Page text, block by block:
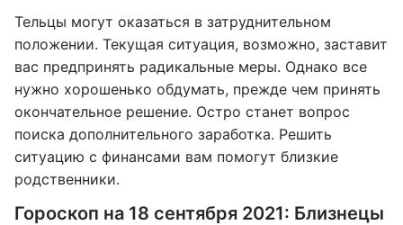
Тельцы могут оказаться в затруднительном
положении. Текущая ситуация, возможно, заставит
вас предпринять радикальные меры. Однако все
нужно хорошенько обдумать, прежде чем принять
окончательное решение. Остро станет вопрос
поиска дополнительного заработка. Решить
ситуацию с финансами вам помогут близкие
родственники.
Гороскоп на 18 сентября 2021: Близнецы